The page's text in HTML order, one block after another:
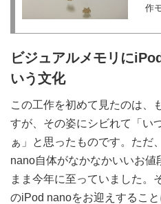
作
ビジュアルメモリに
いう文化
この工作を初めて見たのは、
すが、その姿にシビれて「い
ぁ」と思ったものです。ただ
nano自体がなかなかいいお値
まま今年に至っていました。
のiPod nanoをお迎えするこ